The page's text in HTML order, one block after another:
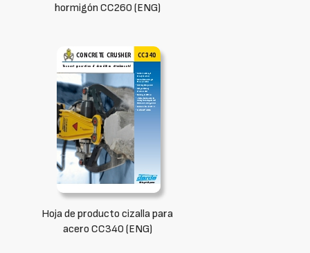
hormigón CC260 (ENG)
Hoja de producto cizalla para
acero CC340 (ENG)